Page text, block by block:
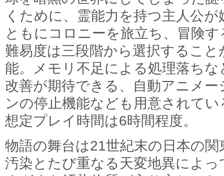
くために、霊能力を持つ主人公が
ともにコロニーを旅立ち、冒険す
難易度は三段階から選択すること
能。メモリ不足による処理落ちな
改善が期待できる、自動アニメー
ンの停止機能なども用意されてい
想定プレイ時間は6時間程度。
物語の舞台は21世紀末の日本の
汚染とたび重なる天変地異によ